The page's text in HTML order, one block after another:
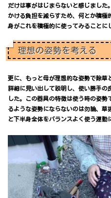
だけは事がはじまらないと感じました
かける負担を減らすため、何とか積極
身がこれを積極的に使ってみることに
理想の姿勢を考える
更に、もっと母が理想的な姿勢で除草
詳細に見い出して説明し、使い勝手の
した。この器具の特徴は使う時の姿
るような姿勢にならないのは勿論、草
と下半身全体をバランスよく使う運動